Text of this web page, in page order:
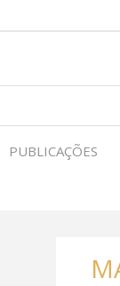
PUBLICAÇÕES